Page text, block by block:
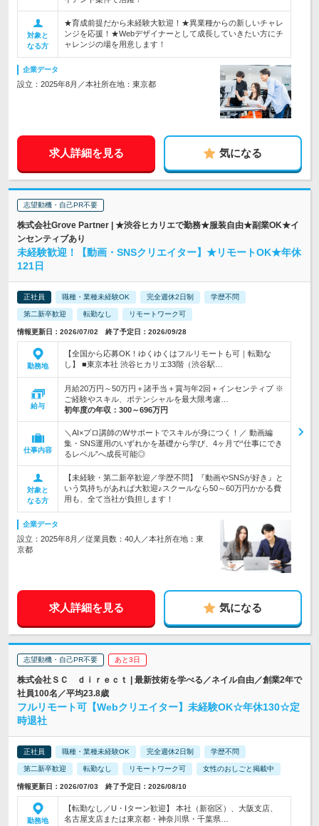
対象と
なる方
★育成前提だから未経験大歓迎！★異業種からの新しいチャレ
ンジを応援！★Webデザイナーとして成長していきたい方にチ
ャレンジの場を用意します！
企業データ
設立：2025年8月／本社所在地：東京都
求人詳細を見る 気になる
志望動機・自己PR不要
株式会社Grove Partner | ★渋谷ヒカリエで勤務★服装自由★副業OK★イ
ンセンティブあり
未経験歓迎！【動画・SNSクリエイター】★リモートOK★年休
121日
正社員 職種・業種未経験OK 完全週休2日制 学歴不問
第二新卒歓迎 転勤なし リモートワーク可
情報更新日：2026/07/02 終了予定日：2026/09/28
勤務地
【全国から応募OK！ゆくゆくはフルリモートも可｜転勤な
し】 ■東京本社 渋谷ヒカリエ33階（渋谷駅…
給与
月給20万円～50万円＋諸手当＋賞与年2回＋インセンティブ ※
ご経験やスキル、ポテンシャルを最大限考慮…
初年度の年収： 300～696万円
仕事内容
＼AI×プロ講師のWサポートでスキルが身につく！／ 動画編
集・SNS運用のいずれかを基礎から学び、4ヶ月で“仕事にでき
るレベル”へ成長可能◎
対象と
なる方
【未経験・第二新卒歓迎／学歴不問】『動画やSNSが好き』と
いう気持ちがあれば大歓迎♪スクールなら50～60万円かかる費
用も、全て当社が負担します！
企業データ
設立：2025年8月／従業員数：40人／本社所在地：東
京都
求人詳細を見る 気になる
志望動機・自己PR不要 あと3日
株式会社ＳＣ ｄｉｒｅｃｔ | 最新技術を学べる／ネイル自由／創業2年で
社員100名／平均23.8歳
フルリモート可【Webクリエイター】未経験OK☆年休130☆定
時退社
正社員 職種・業種未経験OK 完全週休2日制 学歴不問
第二新卒歓迎 転勤なし リモートワーク可 女性のおしごと掲載中
情報更新日：2026/07/03 終了予定日：2026/08/10
勤務地
【転勤なし／U・Iターン歓迎】 本社（新宿区）、大阪支店、
名古屋支店または東京都・神奈川県・千葉県…